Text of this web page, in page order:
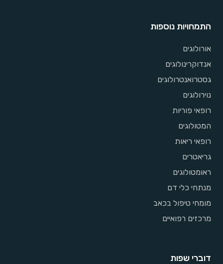
התמחויות נוספות
אורולוגים
אנדוקרינולוגים
גסטרואנטרולוגים
נוירולוגים
רופאי פוריות
המטולוגים
רופאי ריאות
גריאטרים
ראומטולוגים
מנתחי כלי דם
מומחי טיפול בכאב
מרכזים רפואיים
דוברי שפות